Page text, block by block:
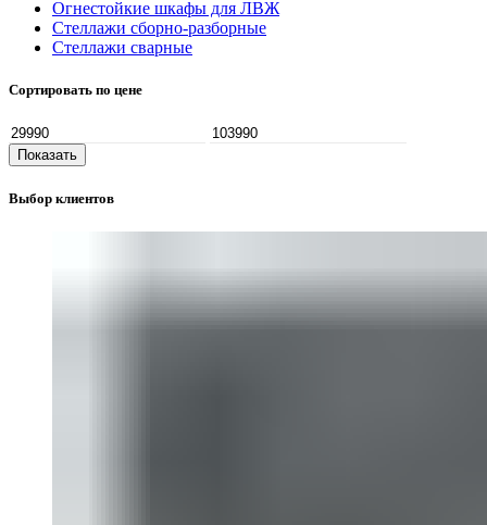
Огнестойкие шкафы для ЛВЖ
Стеллажи сборно-разборные
Стеллажи сварные
Сортировать по цене
Показать
Выбор клиентов